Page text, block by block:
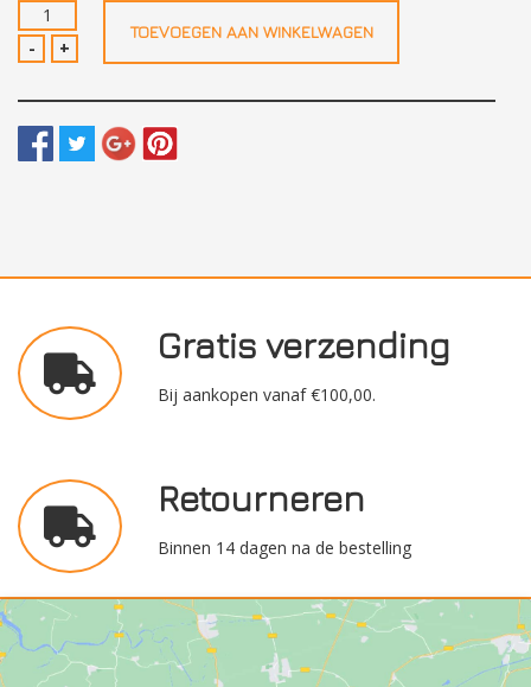
BURTON
Highshot
X
on
aantal
- +
TOEVOEGEN AAN WINKELWAGEN
Gratis verzending
Bij aankopen vanaf €100,00.
Retourneren
Binnen 14 dagen na de bestelling